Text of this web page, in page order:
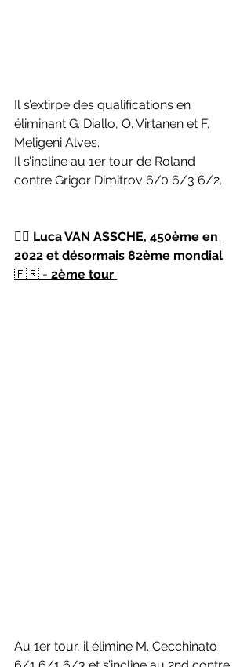
Il s’extirpe des qualifications en
éliminant G. Diallo, O. Virtanen et F.
Meligeni Alves.
Il s’incline au 1er tour de Roland
contre Grigor Dimitrov 6/0 6/3 6/2.
👉🏻 Luca VAN ASSCHE, 450ème en
2022 et désormais 82ème mondial
🇫🇷 - 2ème tour
Au 1er tour, il élimine M. Cecchinato